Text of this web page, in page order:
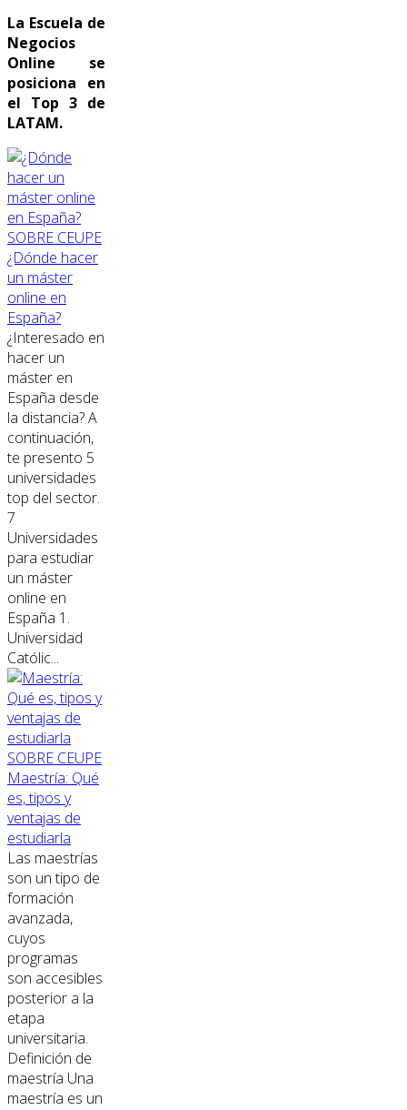
La Escuela de
Negocios
Online se
posiciona en
el Top 3 de
LATAM.
SOBRE CEUPE
¿Dónde hacer
un máster
online en
España?
¿Interesado en
hacer un
máster en
España desde
la distancia? A
continuación,
te presento 5
universidades
top del sector.
7
Universidades
para estudiar
un máster
online en
España 1.
Universidad
Católic...
SOBRE CEUPE
Maestría: Qué
es, tipos y
ventajas de
estudiarla
Las maestrías
son un tipo de
formación
avanzada,
cuyos
programas
son accesibles
posterior a la
etapa
universitaria.
Definición de
maestría Una
maestría es un